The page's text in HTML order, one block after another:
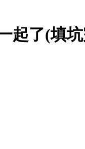
起了(填